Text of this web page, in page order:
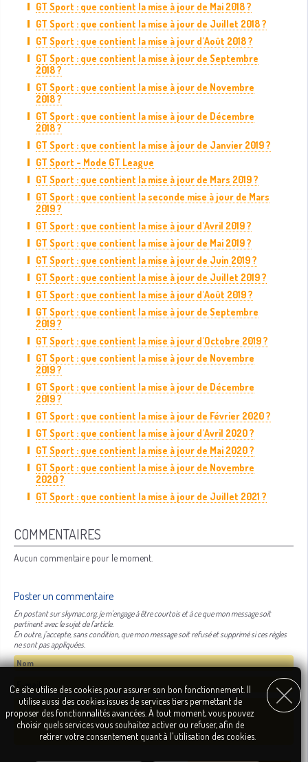
GT Sport : que contient la mise à jour de Mai 2018 ?
GT Sport : que contient la mise à jour de Juillet 2018 ?
GT Sport : que contient la mise à jour d'Août 2018 ?
GT Sport : que contient la mise à jour de Septembre
2018 ?
GT Sport : que contient la mise à jour de Novembre
2018 ?
GT Sport : que contient la mise à jour de Décembre
2018 ?
GT Sport : que contient la mise à jour de Janvier 2019 ?
GT Sport - Mode GT League
GT Sport : que contient la mise à jour de Mars 2019 ?
GT Sport : que contient la seconde mise à jour de Mars
2019 ?
GT Sport : que contient la mise à jour d'Avril 2019 ?
GT Sport : que contient la mise à jour de Mai 2019 ?
GT Sport : que contient la mise à jour de Juin 2019 ?
GT Sport : que contient la mise à jour de Juillet 2019 ?
GT Sport : que contient la mise à jour d'Août 2019 ?
GT Sport : que contient la mise à jour de Septembre
2019 ?
GT Sport : que contient la mise à jour d'Octobre 2019 ?
GT Sport : que contient la mise à jour de Novembre
2019 ?
GT Sport : que contient la mise à jour de Décembre
2019 ?
GT Sport : que contient la mise à jour de Février 2020 ?
GT Sport : que contient la mise à jour d'Avril 2020 ?
GT Sport : que contient la mise à jour de Mai 2020 ?
GT Sport : que contient la mise à jour de Novembre
2020 ?
GT Sport : que contient la mise à jour de Juillet 2021 ?
COMMENTAIRES
Aucun commentaire pour le moment.
Poster un commentaire
En postant sur skymac.org, je m'engage à être courtois et à ce que mon message soit
pertinent avec le sujet de l'article.
En outre, j'accepte, sans condition, que mon message soit refusé et supprimé si ces règles
ne sont pas appliquées.
Ce site utilise des cookies pour assurer son bon fonctionnement. Il
utilise aussi des cookies issues de services tiers permettant de
proposer des fonctionnalités avancées. À tout moment, vous pouvez
choisir quels services vous souhaitez activer ou refuser, afin de
retirer votre consentement quant à l'utilisation des cookies.